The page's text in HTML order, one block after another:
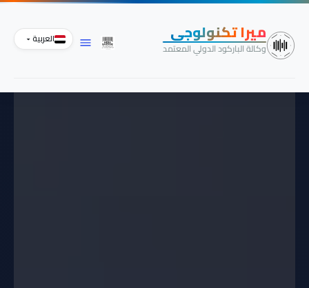
تخطي
المحتوى ميرا تكنولوجي
وكالة الباركود الدولي المعتمد
العربية